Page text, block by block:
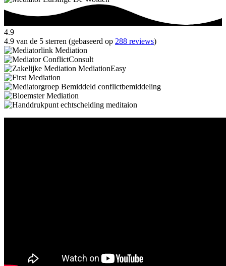
4.9
4.9 van de 5 sterren (gebaseerd op 288 reviews)